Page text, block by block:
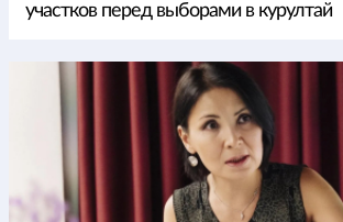
участков перед выборами в курултай